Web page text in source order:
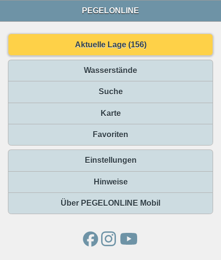
PEGELONLINE
Aktuelle Lage (156)
Wasserstände
Suche
Karte
Favoriten
Einstellungen
Hinweise
Über PEGELONLINE Mobil